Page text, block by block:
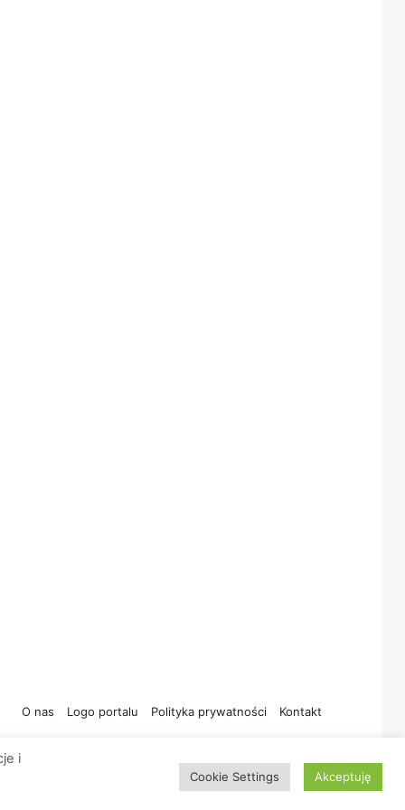
O nas Logo portalu Polityka prywatności Kontakt
i
Cookie Settings Akceptuję